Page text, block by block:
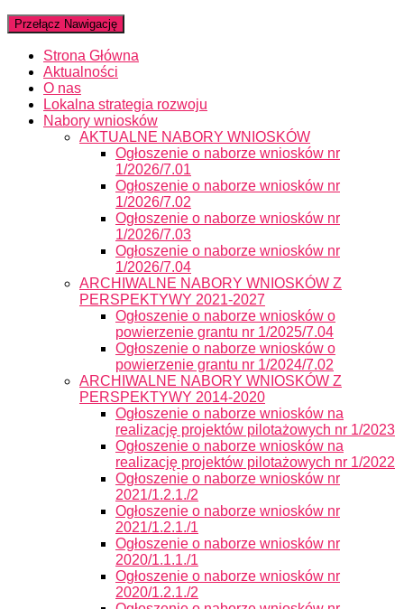
Przełącz Nawigację
Strona Główna
Aktualności
O nas
Lokalna strategia rozwoju
Nabory wniosków
AKTUALNE NABORY WNIOSKÓW
Ogłoszenie o naborze wniosków nr
1/2026/7.01
Ogłoszenie o naborze wniosków nr
1/2026/7.02
Ogłoszenie o naborze wniosków nr
1/2026/7.03
Ogłoszenie o naborze wniosków nr
1/2026/7.04
ARCHIWALNE NABORY WNIOSKÓW Z
PERSPEKTYWY 2021-2027
Ogłoszenie o naborze wniosków o
powierzenie grantu nr 1/2025/7.04
Ogłoszenie o naborze wniosków o
powierzenie grantu nr 1/2024/7.02
ARCHIWALNE NABORY WNIOSKÓW Z
PERSPEKTYWY 2014-2020
Ogłoszenie o naborze wniosków na
realizację projektów pilotażowych nr 1/2023
Ogłoszenie o naborze wniosków na
realizację projektów pilotażowych nr 1/2022
Ogłoszenie o naborze wniosków nr
2021/1.2.1./2
Ogłoszenie o naborze wniosków nr
2021/1.2.1./1
Ogłoszenie o naborze wniosków nr
2020/1.1.1./1
Ogłoszenie o naborze wniosków nr
2020/1.2.1./2